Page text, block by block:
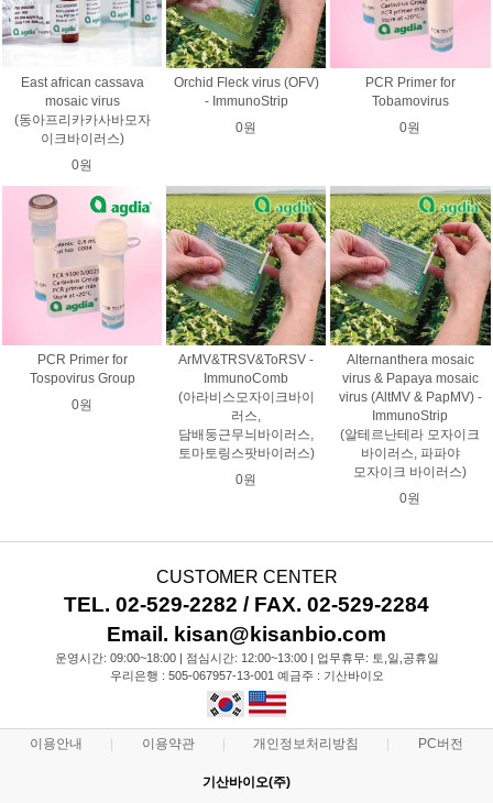
East african cassava
mosaic virus
(동아프리카카사바모자
이크바이러스)
0원
Orchid Fleck virus (OFV)
- ImmunoStrip
0원
PCR Primer for
Tobamovirus
0원
PCR Primer for
Tospovirus Group
0원
ArMV&TRSV&ToRSV -
ImmunoComb
(아라비스모자이크바이
러스,
담배둥근무늬바이러스,
토마토링스팟바이러스)
0원
Alternanthera mosaic
virus & Papaya mosaic
virus (AltMV & PapMV) -
ImmunoStrip
(알테르난테라 모자이크
바이러스, 파파야
모자이크 바이러스)
0원
CUSTOMER CENTER
TEL. 02-529-2282 / FAX. 02-529-2284
Email. kisan@kisanbio.com
운영시간: 09:00~18:00 | 점심시간: 12:00~13:00 | 업무휴무: 토,일,공휴일
우리은행 : 505-067957-13-001 예금주 : 기산바이오
이용안내 이용약관 개인정보처리방침 PC버전
기산바이오(주)